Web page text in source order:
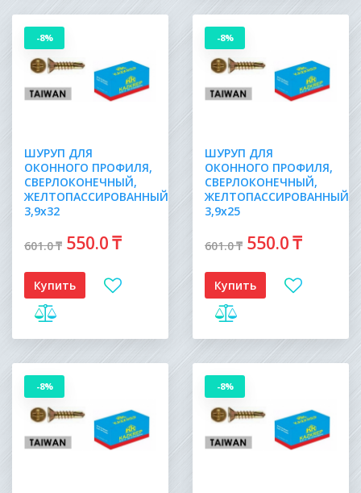
-8%
ШУРУП ДЛЯ
ОКОННОГО ПРОФИЛЯ,
СВЕРЛОКОНЕЧНЫЙ,
ЖЕЛТОПАССИРОВАННЫЙ
3,9х32
601.0₸ 550.0₸
Купить
-8%
ШУРУП ДЛЯ
ОКОННОГО ПРОФИЛЯ,
СВЕРЛОКОНЕЧНЫЙ,
ЖЕЛТОПАССИРОВАННЫЙ
3,9х25
601.0₸ 550.0₸
Купить
-8% -8%